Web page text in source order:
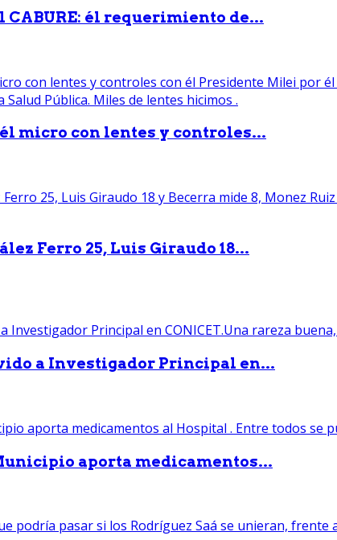
CABURE: él requerimiento de...
micro con lentes y controles...
Ferro 25, Luis Giraudo 18...
a Investigador Principal en...
aporta medicamentos...